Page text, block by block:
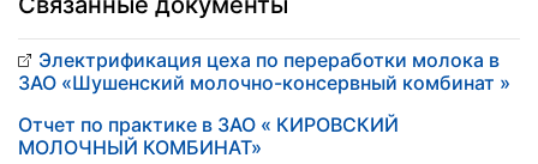
Электрификация цеха по переработки молока в
ЗАО «Шушенский молочно-консервный комбинат »
Отчет по практике в ЗАО « КИРОВСКИЙ
МОЛОЧНЫЙ КОМБИНАТ»